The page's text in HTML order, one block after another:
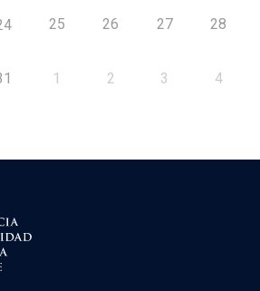
25 26 27 28
1 2 3 4